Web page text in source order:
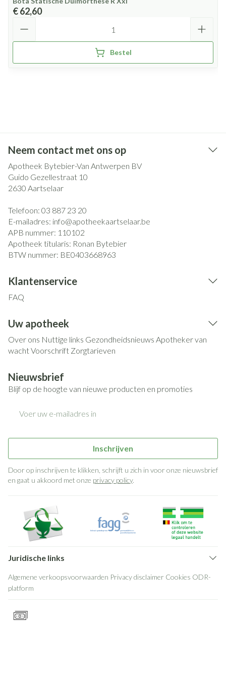
€ 62,60
Bestel
Neem contact met ons op
Apotheek Bytebier-Van Antwerpen BV
Guido Gezellestraat 10
2630 Aartselaar
Telefoon: 03 887 23 20
E-mailadres: info@apotheekaartselaar.be
APB nummer: 110102
Apotheek titularis: Ronan Bytebier
BTW nummer: BE0403668963
Klantenservice
FAQ
Uw apotheek
Over ons Nuttige links Gezondheidsnieuws Apotheker van
wachtVoorschrift Zorgtarieven
Nieuwsbrief
Blijf op de hoogte van nieuwe producten en promoties
Inschrijven
Door op inschrijven te klikken, schrijft u zich in voor onze nieuwsbrief
en gaat u akkoord met onze privacy policy.
Juridische links
Algemene verkoopsvoorwaarden Privacy disclaimer Cookies ODR-
platform